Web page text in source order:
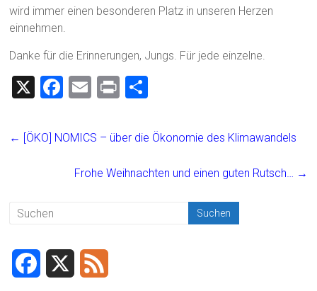
wird immer einen besonderen Platz in unseren Herzen
einnehmen.
Danke für die Erinnerungen, Jungs. Für jede einzelne.
X
F
ce
o
E
ai
Pr
t
e
← [ÖKO] NOMICS – über die Ökonomie des Klimawandels
Frohe Weihnachten und einen guten Rutsch… →